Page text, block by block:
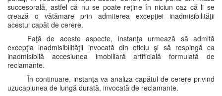
succesorală, astfel că nu se poate reţine în niciun caz că li se
crează o vătămare prin admiterea excepţiei inadmisibilităţii
acestui capăt de cerere.
Faţă de aceste aspecte, instanţa urmează să admită
excepţia inadmisibilităţii invocată din oficiu şi să respingă ca
inadmisibilă accesiunea imobiliară artificială formulată de
reclamante.
În continuare, instanţa va analiza capătul de cerere privind
uzucapiunea de lungă durată, invocată de reclamante.